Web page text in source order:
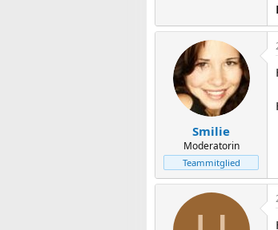
Smilie
Moderatorin
Teammitglied